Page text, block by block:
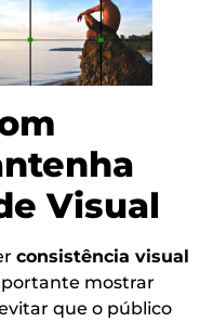
Visual
consistência visual
mostrar
que o público